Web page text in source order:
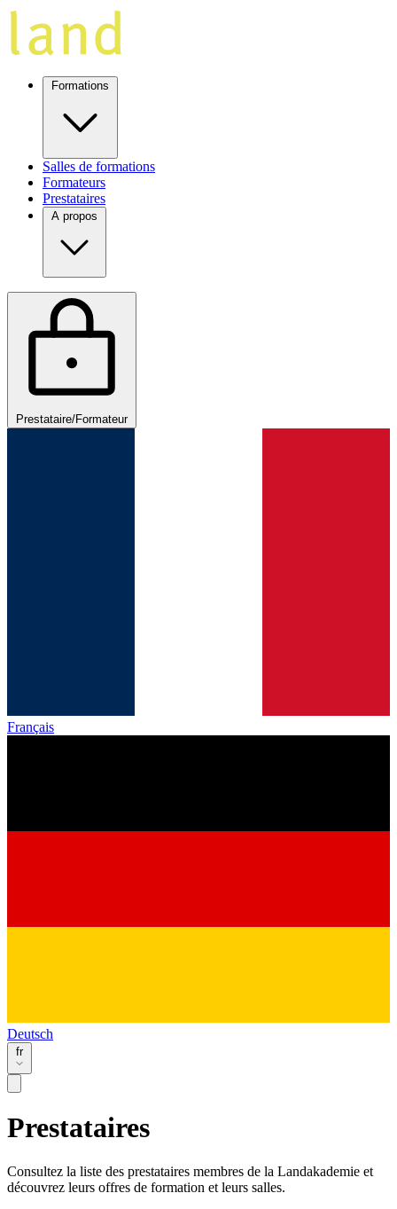
Formations
Salles de formations
Formateurs
Prestataires
A propos
Prestataire/Formateur
Français
Deutsch
fr
Prestataires
Consultez la liste des prestataires membres de la Landakademie et
découvrez leurs offres de formation et leurs salles.